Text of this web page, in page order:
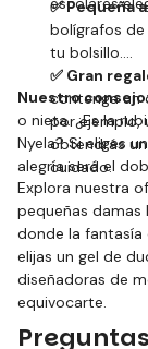
✅ Pequeña
bolígrafos de
tu bolsillo.
✅ Gran
contenga un
por ejemplo,
obtendrás
cuidado.
Nuestro
o nieta. ¿Es la
Nyela? Si eliges
alegría será el
Explora nuestra
pequeñas damas
donde la fantasía
elijas un gel de
diseñadoras de
equivocarte.